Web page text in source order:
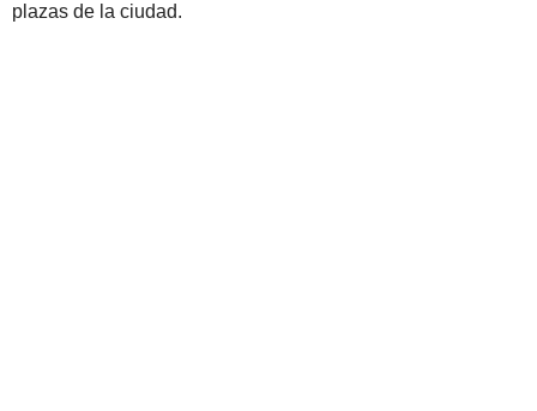
plazas de la ciudad.